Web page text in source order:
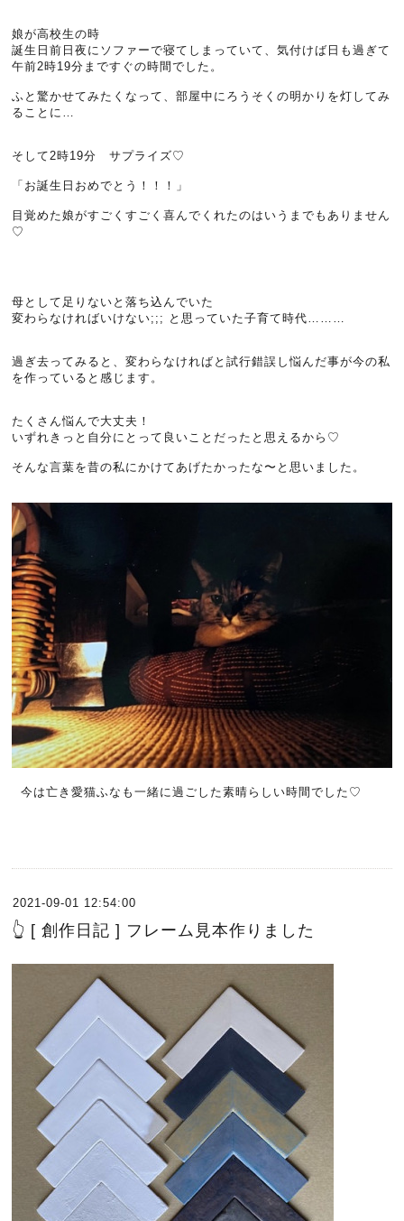
娘が高校生の時
誕生日前日夜にソファーで寝てしまっていて、気付けば日も過ぎて
午前2時19分まですぐの時間でした。
ふと驚かせてみたくなって、部屋中にろうそくの明かりを灯してみ
ることに…
そして2時19分 サプライズ♡
「お誕生日おめでとう！！！」
目覚めた娘がすごくすごく喜んでくれたのはいうまでもありません
♡
母として足りないと落ち込んでいた
変わらなければいけない;;; と思っていた子育て時代………
過ぎ去ってみると、変わらなければと試行錯誤し悩んだ事が今の私
を作っていると感じます。
たくさん悩んで大丈夫！
いずれきっと自分にとって良いことだったと思えるから♡
そんな言葉を昔の私にかけてあげたかったな〜と思いました。
今は亡き愛猫ふなも一緒に過ごした素晴らしい時間でした♡
2021-09-01 12:54:00
👆 [ 創作日記 ] フレーム見本作りました